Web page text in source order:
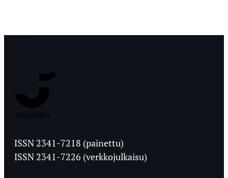
Ylioppilaslehti
ISSN 2341-7218 (painettu)
ISSN 2341-7226 (verkkojulkaisu)